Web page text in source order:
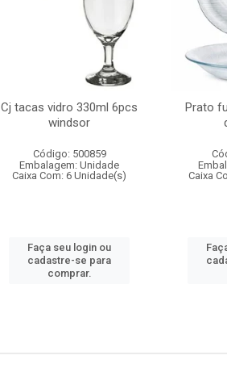
Cj tacas vidro 330ml 6pcs
windsor
Código: 500859
Embalagem: Unidade
Caixa Com: 6 Unidade(s)
Faça seu login ou
cadastre-se para
comprar.
Prato
Caixa